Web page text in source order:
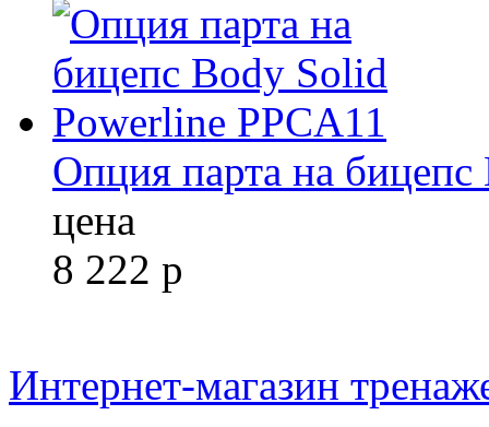
Опция парта на
цена
8 222 р
Интернет-магазин